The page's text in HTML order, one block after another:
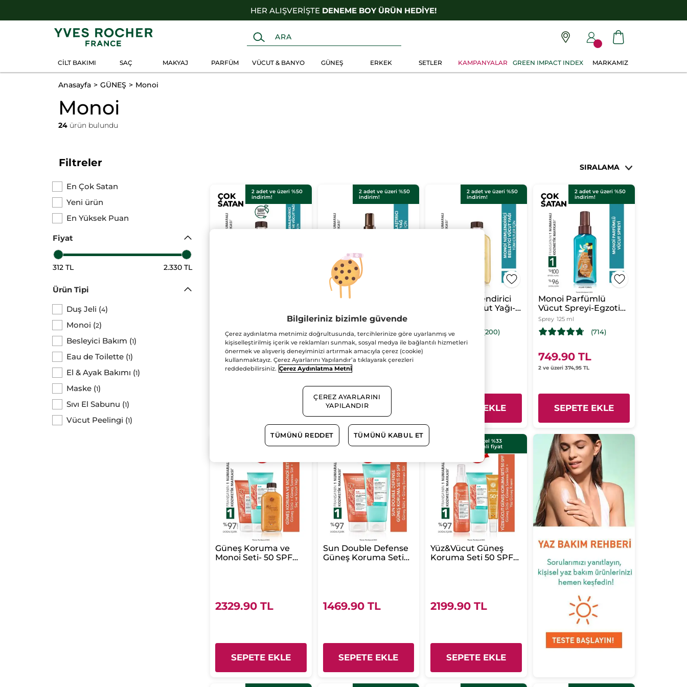
HER ALIŞVERİŞTE DENEME BOY ÜRÜN HEDİYE!
CİLT BAKIMI SAÇ MAKYAJ PARFÜM VÜCUT & BANYO GÜNEŞ ERKEK SETLER KAMPANYALAR GREEN IMPACT INDEX MARKAMIZ
Anasayfa GÜNEŞ Monoi
Monoi
24 ürün bulundu
Filtreler
En Çok Satan
Yeni ürün
En Yüksek Puan
Fiyat
312 TL 2.330 TL
Ürün Tipi
Duş Jeli (4)
Monoi (2)
Besleyici Bakım (1)
Eau de Toilette (1)
El & Ayak Bakımı (1)
Maske (1)
Sıvı El Sabunu (1)
Vücut Peelingi (1)
SIRALAMA
ÇOK
SATAN
ÇOK
SATAN
2 adet ve üzeri %50
indirim!
Parıltılı Saç ve Vücut
Yağı-Monoi de Tahiti-
Vegan
(729)
1279.90 TL
2 ve üzeri 639,95 TL
2 adet ve üzeri %50
indirim!
Monoi Bronzlaştırıcı
Aromatik Yağ-Tüm
Ciltler-Monoi de
Tahiti-Vegan
Sprey Şişe 125 ml
(228)
1139.90 TL
2 ve üzeri 569,95 TL
SEPETE EKLE
2 adet ve üzeri %50
indirim!
Monoi Nemlendirici
Besleyici Vücut Yağı-
(200)
SEPETE EKLE
ÇOK
SATAN
ÇOK
SATAN
2 adet ve üzeri %50
indirim!
Monoi Parfümlü
Vücut Spreyi-Egzotik,
Sıcak ve Çekici-Monoi
de Tahiti-Vegan
Sprey 125 ml
(714)
749.90 TL
2 ve üzeri 374,95 TL
SEPETE EKLE
Sete özel %33
indirimli fiyat
Güneş Koruma ve
Monoi Seti- 50 SPF
2329.90 TL
SEPETE EKLE
YENİ
YENİ
indirimli fiyat
Sun Double Defense
Güneş Koruma Seti
1469.90 TL
SEPETE EKLE
Sete özel %33
indirimli fiyat
Yüz&Vücut Güneş
Koruma Seti 50 SPF-
40 ml
2199.90 TL
SEPETE EKLE
Bilgileriniz bizimle güvende
Çerez aydınlatma metnimiz doğrultusunda, tercihlerinize göre uyarlanmış ve
kişiselleştirilmiş içerik ve reklamları sunmak, sosyal medya ile bağlantılı hizmetleri
önermek ve alışveriş deneyiminizi artırmak amacıyla çerez (cookie)
kullanmaktayız. Çerez Ayarlarını Yapılandır’a tıklayarak çerezleri
reddedebilirsiniz. Çerez Aydınlatma Metni
ÇEREZ AYARLARINI
YAPILANDIR
TÜMÜNÜ REDDET TÜMÜNÜ KABUL ET